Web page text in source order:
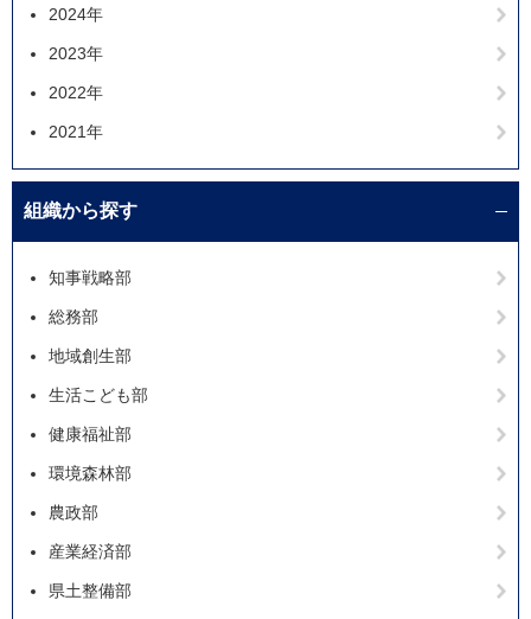
2024年
2023年
2022年
2021年
組織から探す
知事戦略部
総務部
地域創生部
生活こども部
健康福祉部
環境森林部
農政部
産業経済部
県土整備部